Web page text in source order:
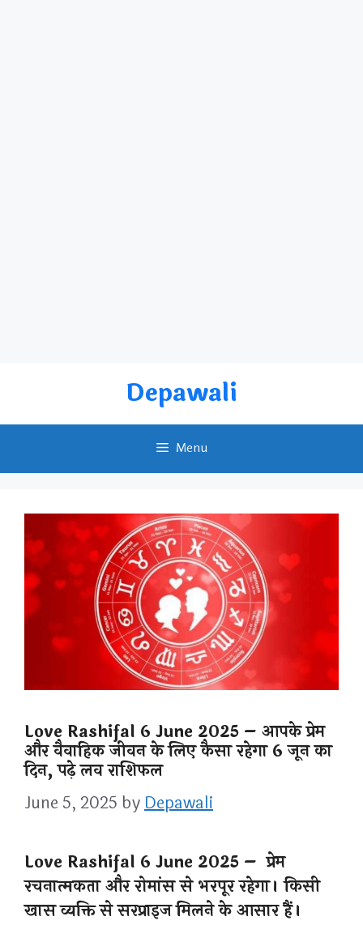
content
Depawali
Menu
Love Rashifal 6 June 2025 – आपके प्रेम
और वैवाहिक जीवन के लिए कैसा रहेगा 6 जून का
दिन, पढ़े लव राशिफल
June 5, 2025 byDepawali
Love Rashifal 6 June 2025 – प्रेम
रचनात्मकता और रोमांस से भरपूर रहेगा। किसी
खास व्यक्ति से सरप्राइज मिलने के आसार हैं।